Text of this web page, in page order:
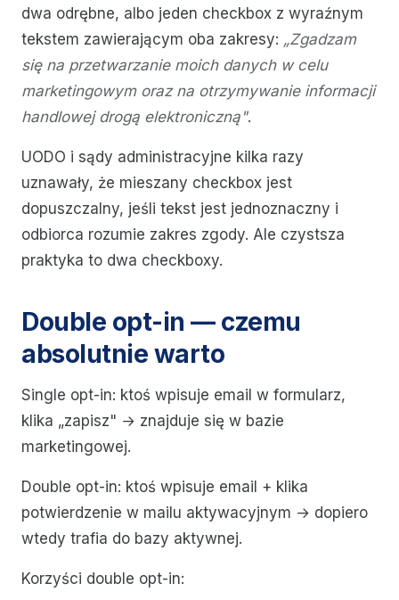
dwa odrębne, albo jeden checkbox z wyraźnym
tekstem zawierającym oba zakresy: „Zgadzam
się na przetwarzanie moich danych w celu
marketingowym oraz na otrzymywanie informacji
handlowej drogą elektroniczną".
UODO i sądy administracyjne kilka razy
uznawały, że mieszany checkbox jest
dopuszczalny, jeśli tekst jest jednoznaczny i
odbiorca rozumie zakres zgody. Ale czystsza
praktyka to dwa checkboxy.
Double opt-in — czemu
absolutnie warto
Single opt-in: ktoś wpisuje email w formularz,
klika „zapisz" → znajduje się w bazie
marketingowej.
Double opt-in: ktoś wpisuje email + klika
potwierdzenie w mailu aktywacyjnym → dopiero
wtedy trafia do bazy aktywnej.
Korzyści double opt-in: